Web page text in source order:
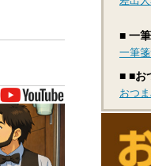
一
一筆
■お
おつ